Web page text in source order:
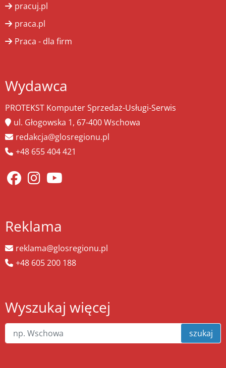
pracuj.pl
praca.pl
Praca - dla firm
Wydawca
PROTEKST Komputer Sprzedaż-Usługi-Serwis
ul. Głogowska 1, 67-400 Wschowa
redakcja@glosregionu.pl
+48 655 404 421
Reklama
reklama@glosregionu.pl
+48 605 200 188
Wyszukaj więcej
szukaj